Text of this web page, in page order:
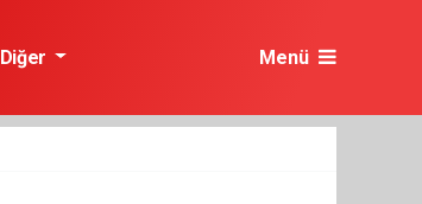
Diğer Menü